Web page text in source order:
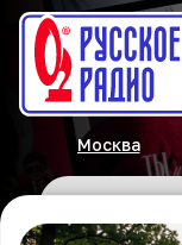
Москва